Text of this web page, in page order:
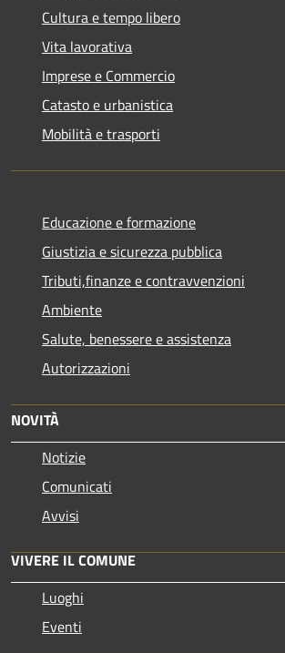
Cultura e tempo libero
Vita lavorativa
Imprese e Commercio
Catasto e urbanistica
Mobilità e trasporti
Educazione e formazione
Giustizia e sicurezza pubblica
Tributi,finanze e contravvenzioni
Ambiente
Salute, benessere e assistenza
Autorizzazioni
NOVITÀ
Notizie
Comunicati
Avvisi
VIVERE IL COMUNE
Luoghi
Eventi